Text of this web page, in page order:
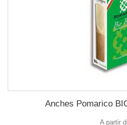
Anches Pomarico
A partir